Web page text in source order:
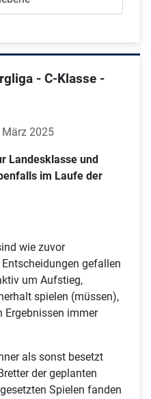
- C-Klasse -
2025
Landesklasse und
im Laufe der
wie zuvor
gefallen
um Aufstieg,
spielen (müssen),
Ergebnissen immer
als sonst besetzt
der geplanten
Spielen fanden